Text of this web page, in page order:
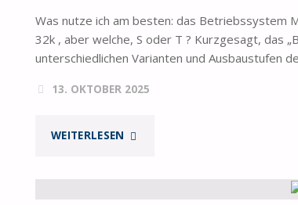
Was nutze ich am besten: das Betriebssystem
32k , aber welche, S oder T ? Kurzgesagt, das
unterschiedlichen Varianten und Ausbaustufen
13. OKTOBER 2025
WEITERLESEN "BETRIEBSSYSTEM